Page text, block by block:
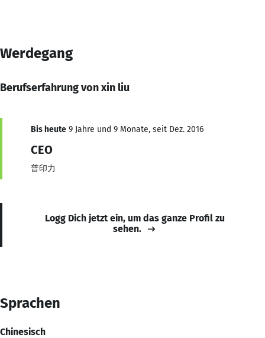
Werdegang
Berufserfahrung von xin liu
Bis heute 9 Jahre und 9 Monate, seit Dez. 2016
CEO
普印力
Logg Dich jetzt ein, um das ganze Profil zu
sehen.
Sprachen
Chinesisch